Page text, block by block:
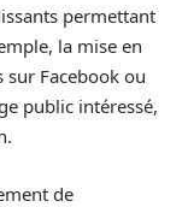
permettant
la mise en
sur Facebook ou
public intéressé,
de